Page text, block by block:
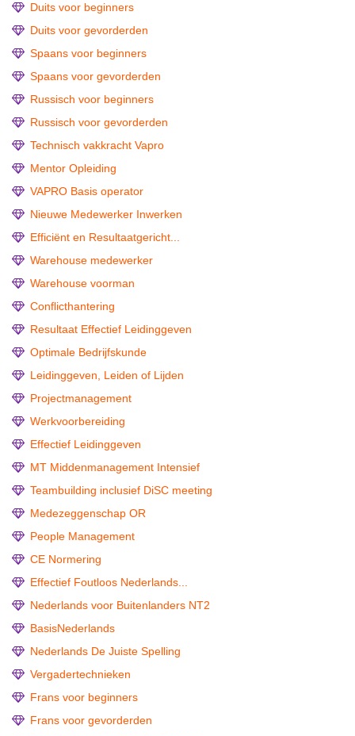
Duits voor beginners
Duits voor gevorderden
Spaans voor beginners
Spaans voor gevorderden
Russisch voor beginners
Russisch voor gevorderden
Technisch vakkracht Vapro
Mentor Opleiding
VAPRO Basis operator
Nieuwe Medewerker Inwerken
Efficiënt en Resultaatgericht...
Warehouse medewerker
Warehouse voorman
Conflicthantering
Resultaat Effectief Leidinggeven
Optimale Bedrijfskunde
Leidinggeven, Leiden of Lijden
Projectmanagement
Werkvoorbereiding
Effectief Leidinggeven
MT Middenmanagement Intensief
Teambuilding inclusief DiSC meeting
Medezeggenschap OR
People Management
CE Normering
Effectief Foutloos Nederlands...
Nederlands voor Buitenlanders NT2
BasisNederlands
Nederlands De Juiste Spelling
Vergadertechnieken
Frans voor beginners
Frans voor gevorderden